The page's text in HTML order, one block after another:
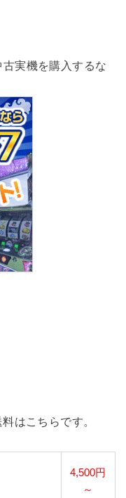
実機を購入するな
はこちらです。
4,500円
～